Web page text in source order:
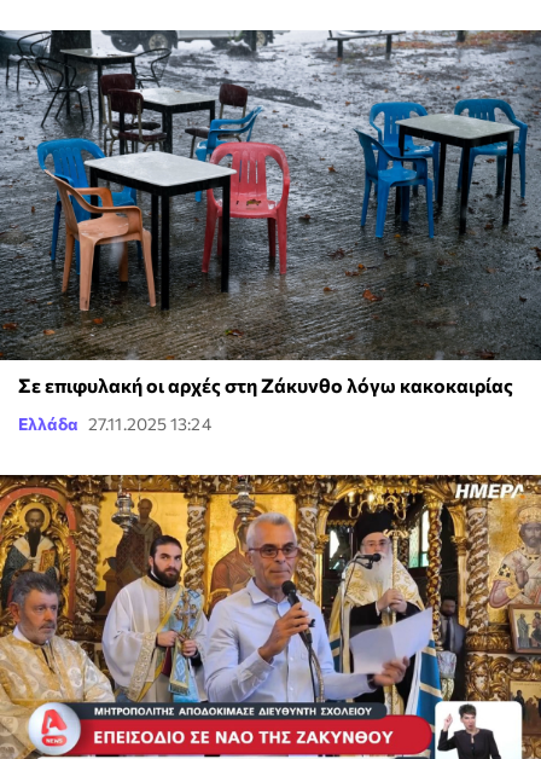
Σε επιφυλακή οι αρχές στη Ζάκυνθο λόγω κακοκαιρίας
Ελλάδα 27.11.2025 13:24